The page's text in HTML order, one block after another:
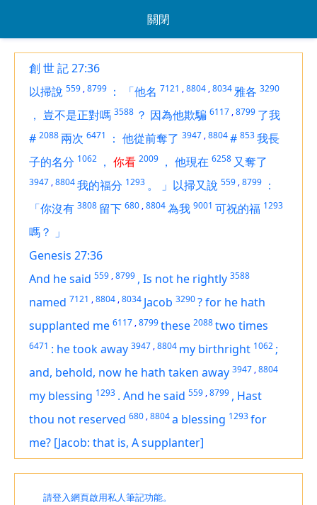
關閉
創 世 記 27:36
以掃說 559 ,8799 ： 「他名 7121 ,8804 ,8034雅各 3290
， 豈不是正對嗎 3588 ？ 因為他欺騙 6117 ,8799 了我
# 2088 兩次 6471 ： 他從前奪了 3947 ,8804# 853我長
子的名分 1062 ， 你看 2009 ， 他現在 6258 又奪了
3947 ,8804我的福分 1293 。 」以掃又說 559 ,8799 ：
「你沒有 3808 留下 680 ,8804為我 9001 可祝的福 1293
嗎？ 」
Genesis 27:36
And he said 559 ,8799 , Is not he rightly 3588
named 7121 ,8804 ,8034 Jacob 3290?for he hath
supplanted me 6117 ,8799these 2088two times
6471 : he took away 3947 ,8804 my birthright 1062 ;
and, behold, now he hath taken away 3947 ,8804
my blessing 1293 . And he said 559 ,8799 , Hast
thou not reserved 680 ,8804a blessing 1293for
me? [Jacob: that is, A supplanter]
請登入網頁啟用私人筆記功能。